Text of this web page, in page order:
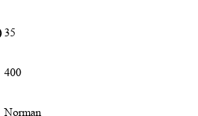
35
400
Norman